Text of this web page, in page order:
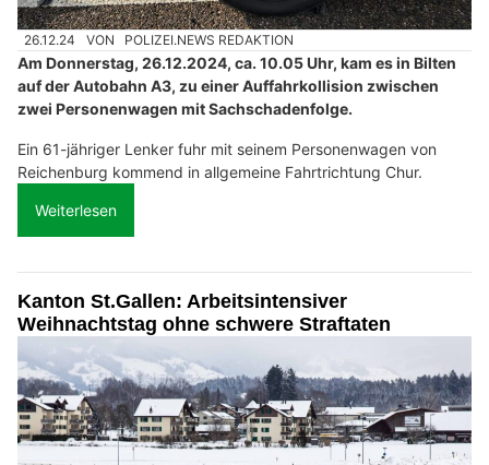
26.12.24 VON POLIZEI.NEWS REDAKTION
Am Donnerstag, 26.12.2024, ca. 10.05 Uhr, kam es in Bilten
auf der Autobahn A3, zu einer Auffahrkollision zwischen
zwei Personenwagen mit Sachschadenfolge.
Ein 61-jähriger Lenker fuhr mit seinem Personenwagen von
Reichenburg kommend in allgemeine Fahrtrichtung Chur.
Weiterlesen
Kanton St.Gallen: Arbeitsintensiver
Weihnachtstag ohne schwere Straftaten